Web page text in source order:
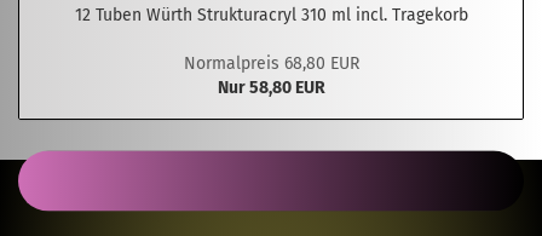
12 Tuben Würth Strukturacryl 310 ml incl. Tragekorb
Normalpreis 68,80 EUR
Nur 58,80 EUR